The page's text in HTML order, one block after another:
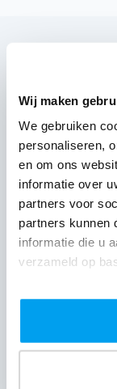
Wij maken
We gebruiken
personaliseren,
en om ons
informatie over
partners voor
partners kunnen
informatie die u
verzameld op
Lees reviews
66 reviews